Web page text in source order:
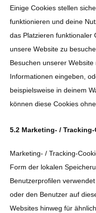
Einige Cookies stellen
funktionieren und deine
das Platzieren funktionaler
unsere Website zu
Besuchen unserer
Informationen eingeben,
beispielsweise in deinem
können diese Cookies
5.2 Marketing- /
Marketing- / Tracking-
Form der lokalen
Benutzerprofilen
oder den Benutzer auf
Websites hinweg für